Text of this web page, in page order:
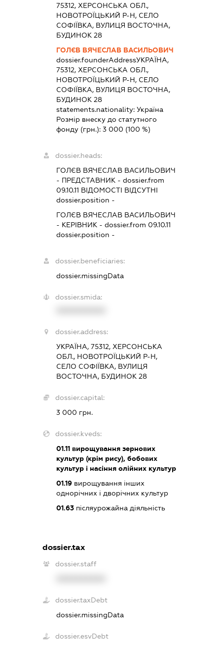
75312, ХЕРСОНСЬКА ОБЛ.,
НОВОТРОЇЦЬКИЙ Р-Н, СЕЛО
СОФІЇВКА, ВУЛИЦЯ ВОСТОЧНА,
БУДИНОК 28
ГОЛЄВ ВЯЧЕСЛАВ ВАСИЛЬОВИЧ
dossier.founderAddressУКРАЇНА,
75312, ХЕРСОНСЬКА ОБЛ.,
НОВОТРОЇЦЬКИЙ Р-Н, СЕЛО
СОФІЇВКА, ВУЛИЦЯ ВОСТОЧНА,
БУДИНОК 28
statements.nationality: Україна
Розмір внеску до статутного
фонду (грн.): 3 000 (100 %)
dossier.heads:
ГОЛЄВ ВЯЧЕСЛАВ ВАСИЛЬОВИЧ
- ПРЕДСТАВНИК - dossier.from
09.10.11 ВІДОМОСТІ ВІДСУТНІ
dossier.position -
ГОЛЄВ ВЯЧЕСЛАВ ВАСИЛЬОВИЧ
- КЕРІВНИК - dossier.from 09.10.11
dossier.position -
dossier.beneficiaries:
dossier.missingData
dossier.smida:
dossier.address:
УКРАЇНА, 75312, ХЕРСОНСЬКА
ОБЛ., НОВОТРОЇЦЬКИЙ Р-Н,
СЕЛО СОФІЇВКА, ВУЛИЦЯ
ВОСТОЧНА, БУДИНОК 28
dossier.capital:
3 000 грн.
dossier.kveds:
01.11вирощування зернових
культур (крім рису), бобових
культур і насіння олійних культур
01.19вирощування інших
однорічних і дворічних культур
01.63післяурожайна діяльність
dossier.tax
dossier.staff
dossier.taxDebt
dossier.missingData
dossier.esvDebt